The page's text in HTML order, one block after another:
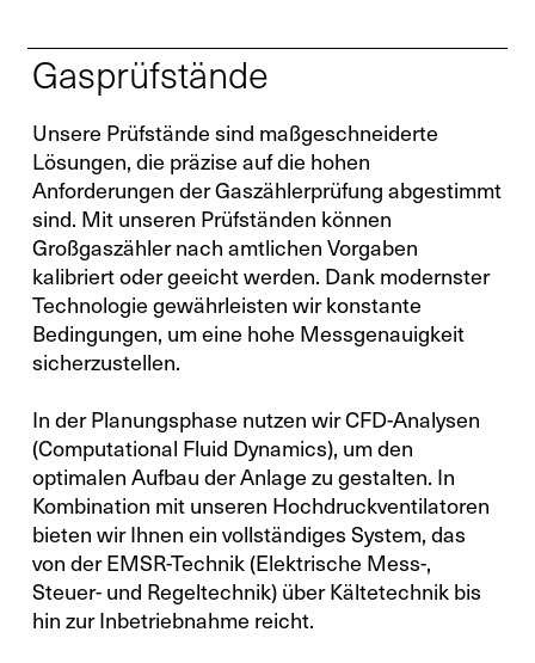
Gasprüfstände
Unsere Prüfstände sind maßgeschneiderte
Lösungen, die präzise auf die hohen
Anforderungen der Gaszählerprüfung abgestimmt
sind. Mit unseren Prüfständen können
Großgaszähler nach amtlichen Vorgaben
kalibriert oder geeicht werden. Dank modernster
Technologie gewährleisten wir konstante
Bedingungen, um eine hohe Messgenauigkeit
sicherzustellen.
In der Planungsphase nutzen wir CFD-Analysen
(Computational Fluid Dynamics), um den
optimalen Aufbau der Anlage zu gestalten. In
Kombination mit unseren Hochdruckventilatoren
bieten wir Ihnen ein vollständiges System, das
von der EMSR-Technik (Elektrische Mess-,
Steuer- und Regeltechnik) über Kältetechnik bis
hin zur Inbetriebnahme reicht.